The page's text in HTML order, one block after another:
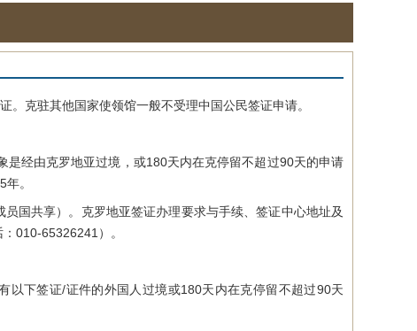
克驻其他国家使领馆一般不受理中国公民签证申请。
经由克罗地亚过境，或180天内在克停留不超过90天的申请
。
共享）。克罗地亚签证办理要求与手续、签证中心地址及
010-65326241）。
下签证/证件的外国人过境或180天内在克停留不超过90天